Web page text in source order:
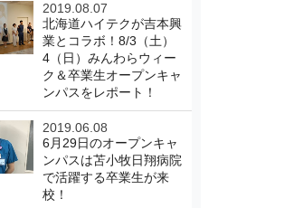
2019.08.07
北海道ハイテクが吉本興
業とコラボ！8/3（土）
4（日）みんわらウィー
ク＆卒業生オープンキャ
ンパスをレポート！
2019.06.08
6月29日のオープンキャ
ンパスは苫小牧日翔病院
で活躍する卒業生が来
校！